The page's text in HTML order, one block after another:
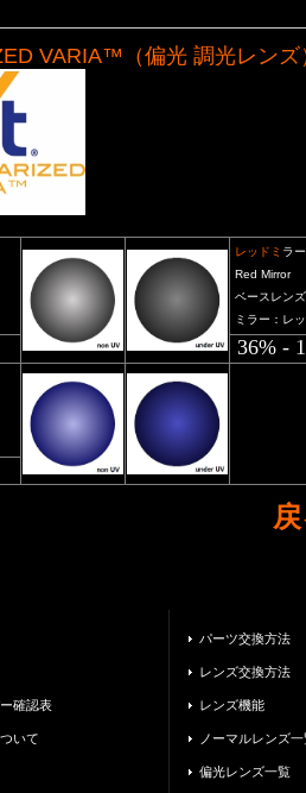
VARIA™（偏光 調光レンズ
レッドミ
Red Mirror
ベースレン
ミラー：レ
36% -
確認表
いて
パーツ交換方法
レンズ交換方法
レンズ機能
ノーマルレンズ一
偏光レンズ一覧